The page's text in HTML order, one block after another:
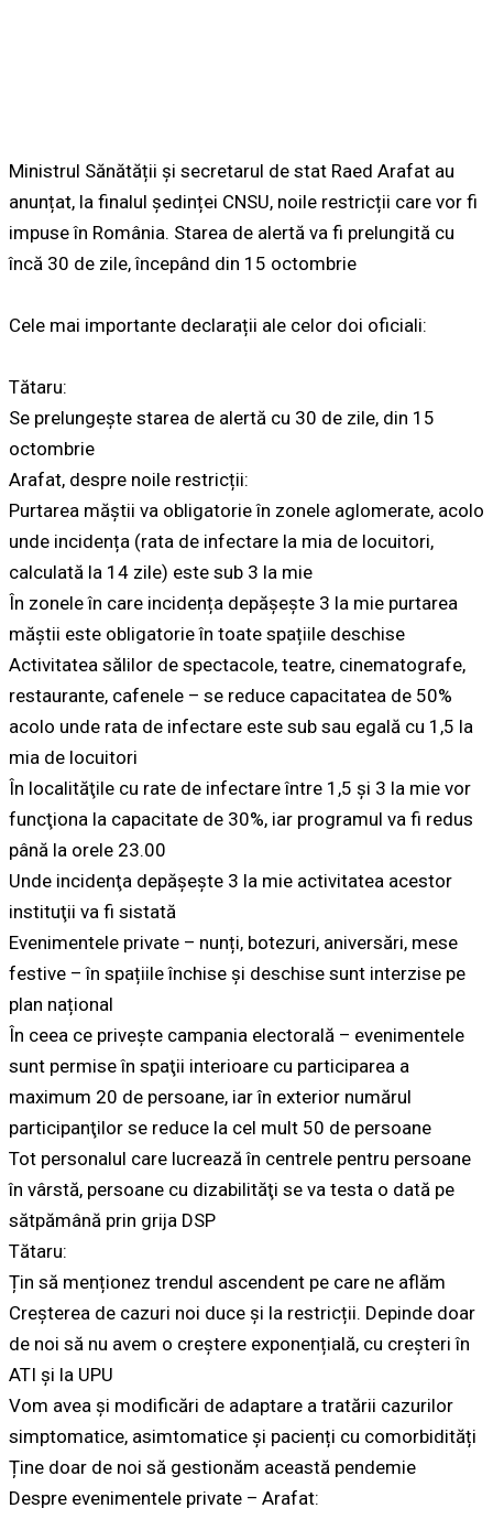
Ministrul Sănătății și secretarul de stat Raed Arafat au
anunțat, la finalul ședinței CNSU, noile restricții care vor fi
impuse în România. Starea de alertă va fi prelungită cu
încă 30 de zile, începând din 15 octombrie
Cele mai importante declarații ale celor doi oficiali:
Tătaru:
Se prelungește starea de alertă cu 30 de zile, din 15
octombrie
Arafat, despre noile restricții:
Purtarea măștii va obligatorie în zonele aglomerate, acolo
unde incidența (rata de infectare la mia de locuitori,
calculată la 14 zile) este sub 3 la mie
În zonele în care incidența depășește 3 la mie purtarea
măștii este obligatorie în toate spațiile deschise
Activitatea sălilor de spectacole, teatre, cinematografe,
restaurante, cafenele – se reduce capacitatea de 50%
acolo unde rata de infectare este sub sau egală cu 1,5 la
mia de locuitori
În localităţile cu rate de infectare între 1,5 și 3 la mie vor
funcţiona la capacitate de 30%, iar programul va fi redus
până la orele 23.00
Unde incidenţa depăşeşte 3 la mie activitatea acestor
instituţii va fi sistată
Evenimentele private – nunți, botezuri, aniversări, mese
festive – în spațiile închise și deschise sunt interzise pe
plan național
În ceea ce priveşte campania electorală – evenimentele
sunt permise în spaţii interioare cu participarea a
maximum 20 de persoane, iar în exterior numărul
participanţilor se reduce la cel mult 50 de persoane
Tot personalul care lucrează în centrele pentru persoane
în vârstă, persoane cu dizabilităţi se va testa o dată pe
sătpămână prin grija DSP
Tătaru:
Țin să menționez trendul ascendent pe care ne aflăm
Creșterea de cazuri noi duce și la restricții. Depinde doar
de noi să nu avem o creștere exponențială, cu creșteri în
ATI și la UPU
Vom avea și modificări de adaptare a tratării cazurilor
simptomatice, asimtomatice și pacienți cu comorbidități
Ține doar de noi să gestionăm această pendemie
Despre evenimentele private – Arafat: